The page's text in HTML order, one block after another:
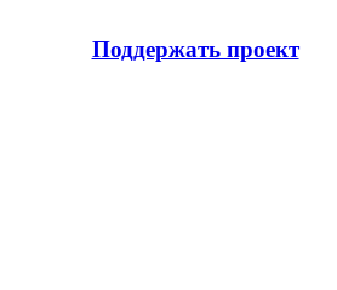
Поддержать проект